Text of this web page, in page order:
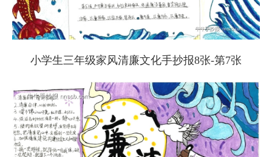
小学生三年级家风清廉文化手抄报8张-第7张